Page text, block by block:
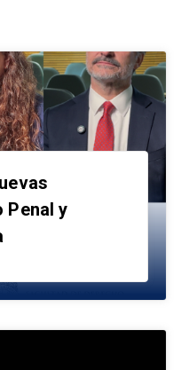
Penal y